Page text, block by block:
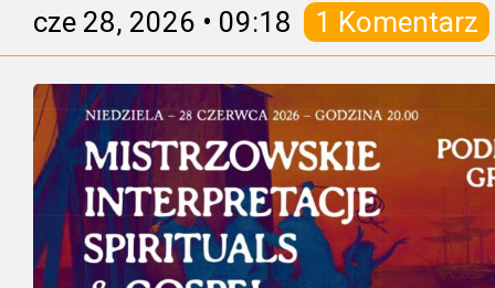
cze 28, 2026 • 09:18 1 Komentarz